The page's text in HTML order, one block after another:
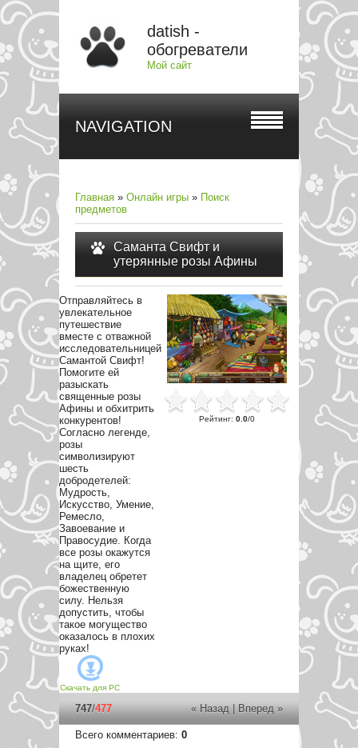
datish -
обогреватели
Мой сайт
NAVIGATION
Главная » Онлайн игры » Поиск
предметов
Саманта Свифт и
утерянные розы Афины
Отправляйтесь в
увлекательное
путешествие
вместе с отважной
исследовательницей
Самантой Свифт!
Помогите ей
разыскать
священные розы
Афины и обхитрить
конкурентов!
Согласно легенде,
розы
символизируют
шесть
добродетелей:
Мудрость,
Искусство, Умение,
Ремесло,
Завоевание и
Правосудие. Когда
все розы окажутся
на щите, его
владелец обретет
божественную
силу. Нельзя
допустить, чтобы
такое могущество
оказалось в плохих
руках!
Скачать для PC
Рейтинг: 0.0/0
« Назад|Вперед »
747/477
Всего комментариев: 0